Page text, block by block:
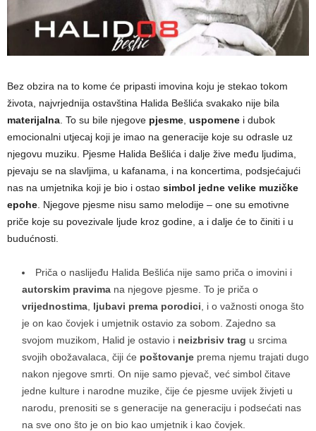
Bez obzira na to kome će pripasti imovina koju je stekao tokom
života, najvrjednija ostavština Halida Bešlića svakako nije bila
materijalna . To su bile njegove pjesme uspomene i dubok
emocionalni utjecaj koji je imao na generacije koje su odrasle uz
njegovu muziku. Pjesme Halida Bešlića i dalje žive među ljudima,
pjevaju se na slavljima, u kafanama, i na koncertima, podsjećajući
nas na umjetnika koji je bio i ostao simbol jedne velike muzičke
epohe . Njegove pjesme nisu samo melodije – one su emotivne
priče koje su povezivale ljude kroz godine, a i dalje će to činiti i u
budućnosti.
Priča o naslijeđu Halida Bešlića nije samo priča o imovini i
autorskim pravima na njegove pjesme. To je priča o
vrijednostima ljubavi prema porodici , i o važnosti onoga što
je on kao čovjek i umjetnik ostavio za sobom. Zajedno sa
svojom muzikom, Halid je ostavio i neizbrisiv trag u srcima
svojih obožavalaca, čiji će poštovanje prema njemu trajati dugo
nakon njegove smrti. On nije samo pjevač, već simbol čitave
jedne kulture i narodne muzike, čije će pjesme uvijek živjeti u
narodu, prenositi se s generacije na generaciju i podsećati nas
na sve ono što je on bio kao umjetnik i kao čovjek.